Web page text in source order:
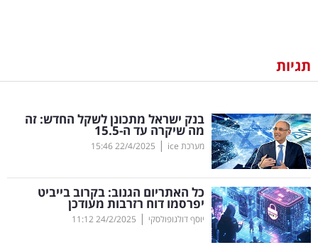
וצרכנות
דיגיטל
וטק
שיווק
ופרסום
משפט
תגיות
בנק ישראל מתכונן לשקל החדש: זה
מה שיקרה עד ה-15.5
מערכת ice |
22/4/2025
15:46
כל האתריום הגנוב: בקרוב בייביט
יפרסמו דוח רזרבות מעודכן
יוסף דולגופולסקי |
24/2/2025
11:12